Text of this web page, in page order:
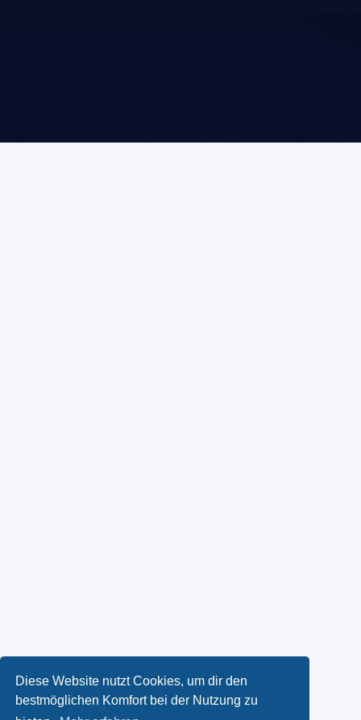
Diese Website nutzt Cookies, um dir den
bestmöglichen Komfort bei der Nutzung zu